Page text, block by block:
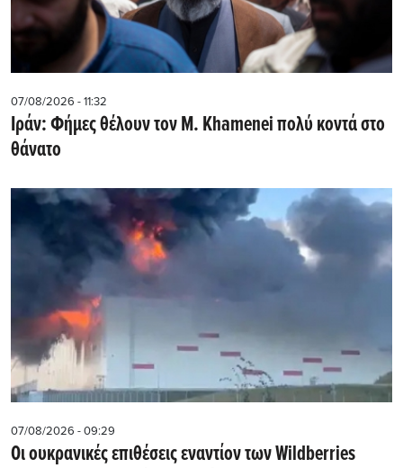
07/08/2026 - 11:32
Ιράν: Φήμες θέλουν τον Μ. Khamenei πολύ κοντά στο
θάνατο
07/08/2026 - 09:29
Οι ουκρανικές επιθέσεις εναντίον των Wildberries